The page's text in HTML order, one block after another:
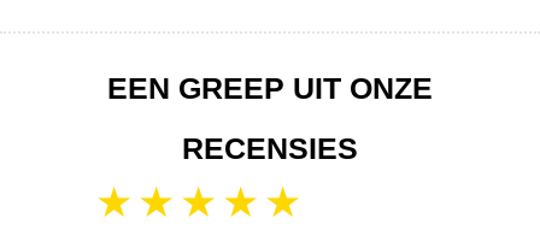
EEN GREEP UIT ONZE
RECENSIES